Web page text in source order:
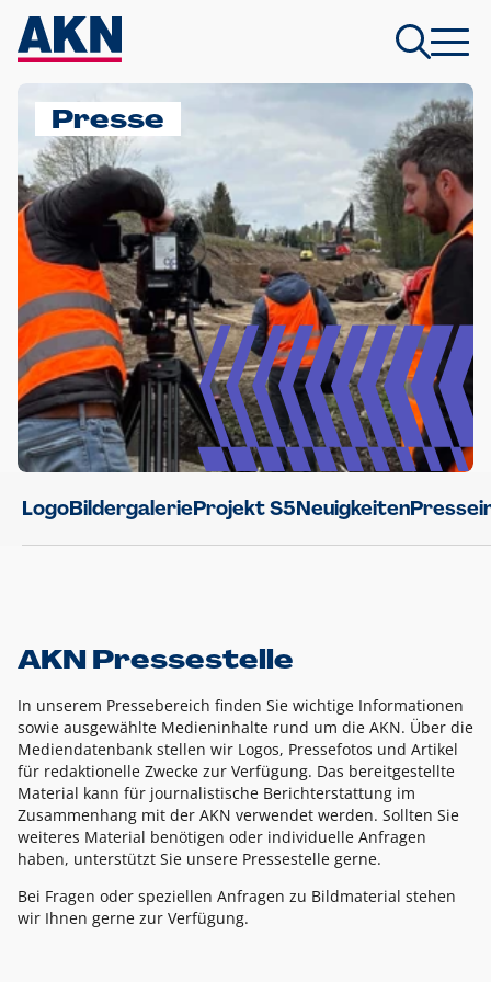
Presse
LogoBildergalerieProjekt S5Neuigkeiten
AKN Pressestelle
In unserem Pressebereich finden Sie wichtige Informationen
sowie ausgewählte Medieninhalte rund um die AKN. Über die
Mediendatenbank stellen wir Logos, Pressefotos und Artikel
für redaktionelle Zwecke zur Verfügung. Das bereitgestellte
Material kann für journalistische Berichterstattung im
Zusammenhang mit der AKN verwendet werden. Sollten Sie
weiteres Material benötigen oder individuelle Anfragen
haben, unterstützt Sie unsere Pressestelle gerne.
Bei Fragen oder speziellen Anfragen zu Bildmaterial stehen
wir Ihnen gerne zur Verfügung.